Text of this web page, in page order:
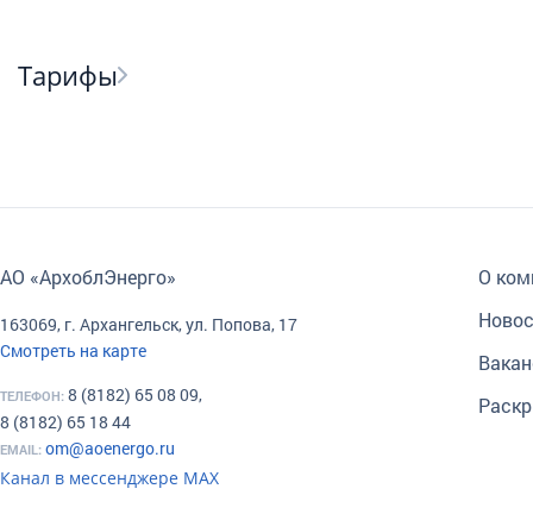
Тарифы
АО «АрхоблЭнерго»
163069, г. Архангельск, ул. Попова, 17
Смотреть на карте
ТЕЛЕФОН: 8 (8182) 65 08 09,
8 (8182) 65 18 44
EMAIL: om@aoenergo.ru
О
Канал в мессенджере МАХ